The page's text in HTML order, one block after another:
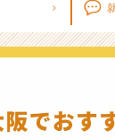
ベ
5
選！